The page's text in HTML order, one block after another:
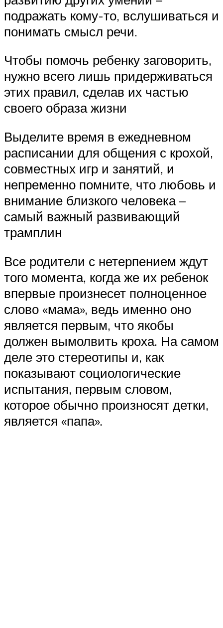
подражать кому-то, вслушиваться и
понимать смысл речи.
Чтобы помочь ребенку заговорить,
нужно всего лишь придерживаться
этих правил, сделав их частью
своего образа жизни
Выделите время в ежедневном
расписании для общения с крохой,
совместных игр и занятий, и
непременно помните, что любовь и
внимание близкого человека –
самый важный развивающий
трамплин
Все родители с нетерпением ждут
того момента, когда же их ребенок
впервые произнесет полноценное
слово «мама», ведь именно оно
является первым, что якобы
должен вымолвить кроха. На самом
деле это стереотипы и, как
показывают социологические
испытания, первым словом,
которое обычно произносят детки,
является «папа».